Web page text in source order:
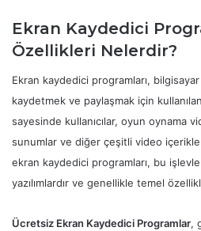
Ekran Kaydedici
Özellikleri Nelerdir?
Ekran kaydedici programları,
kaydetmek ve paylaşmak için
sayesinde kullanıcılar, oyun oynama
sunumlar ve diğer çeşitli video
ekran kaydedici programları, bu
yazılımlardır ve genellikle temel
Ücretsiz Ekran Kaydedici Programlar,